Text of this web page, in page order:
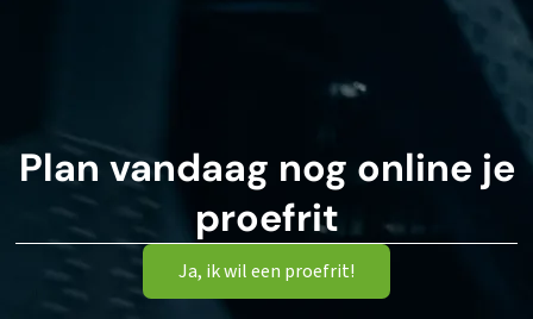
Plan vandaag nog online je
proefrit
Ja, ik wil een proefrit!